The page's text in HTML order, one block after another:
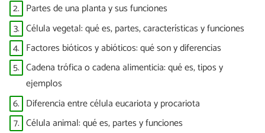
2. Partes de una planta y sus funciones
3. Célula vegetal: qué es, partes, características y funciones
4. Factores bióticos y abióticos: qué son y diferencias
5. Cadena trófica o cadena alimenticia: qué es, tipos y
ejemplos
6. Diferencia entre célula eucariota y procariota
7. Célula animal: qué es, partes y funciones